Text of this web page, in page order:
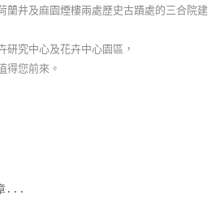
蘭井及麻園煙樓兩處歷史古蹟處的三合院建
研究中心及花卉中心園區，
得您前來。
章...